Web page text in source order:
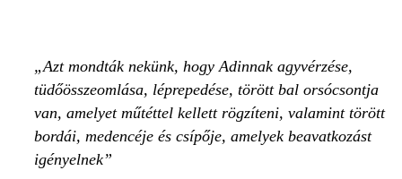
Azt mondták nekünk, hogy Adinnak agyvérzése,
tüdőösszeomlása, léprepedése, törött bal orsócsontja
van, amelyet műtéttel kellett rögzíteni, valamint törött
bordái, medencéje és csípője, amelyek beavatkozást
igényelnek